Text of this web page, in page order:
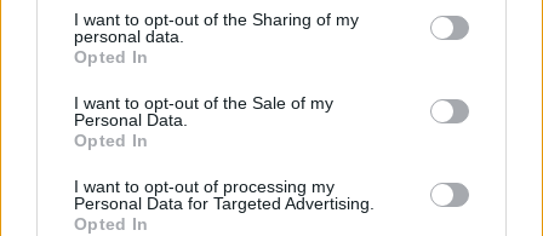
I want to opt-out of the Sharing of my
personal data.
Opted In
I want to opt-out of the Sale of my
Personal Data.
Opted In
I want to opt-out of processing my
Personal Data for Targeted Advertising.
Opted In
Η Jamie Lee Komoroski, με αλκοόλ
Folly Beach - τώρα νέο υλικό από το
αστυνομικό τμήμα αποκαλύπτει τη
Τροχαίο στις Σέρρες: «Έχασα τη
γυναίκα και το παιδί μου, τα